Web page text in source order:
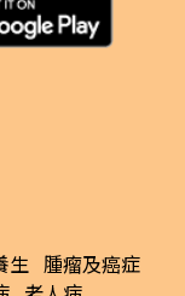
生 腫瘤及癌症